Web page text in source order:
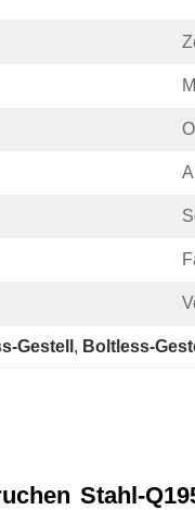
Gestell , Boltless-
Stahl-